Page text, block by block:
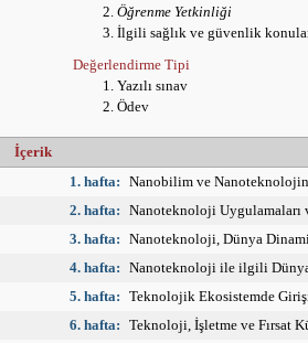
Öğrenme Yetkinliği
İlgili sağlık ve güvenlik
Değerlendirme Tipi
Yazılı sınav
Ödev
İçerik
1. hafta: Nanobilim ve
2. hafta: Nanoteknoloji
3. hafta: Nanoteknoloji, Dünya
4. hafta: Nanoteknoloji ile ilgili
5. hafta: Teknolojik Ekosistemde
6. hafta: Teknoloji, İşletme ve Fırsat